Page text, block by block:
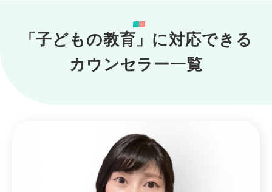
「子どもの教育」に対応できる
カウンセラー一覧